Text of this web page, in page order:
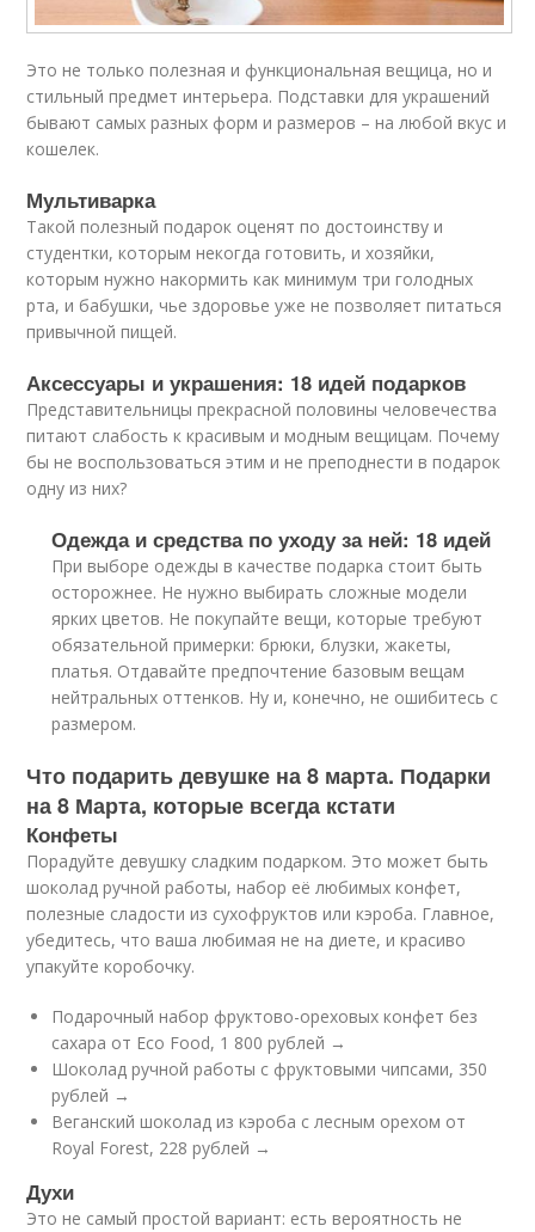
Это не только полезная и функциональная вещица, но и
стильный предмет интерьера. Подставки для украшений
бывают самых разных форм и размеров – на любой вкус и
кошелек.
Мультиварка
Такой полезный подарок оценят по достоинству и
студентки, которым некогда готовить, и хозяйки,
которым нужно накормить как минимум три голодных
рта, и бабушки, чье здоровье уже не позволяет питаться
привычной пищей.
Аксессуары и украшения: 18 идей подарков
Представительницы прекрасной половины человечества
питают слабость к красивым и модным вещицам. Почему
бы не воспользоваться этим и не преподнести в подарок
одну из них?
Одежда и средства по уходу за ней: 18 идей
При выборе одежды в качестве подарка стоит быть
осторожнее. Не нужно выбирать сложные модели
ярких цветов. Не покупайте вещи, которые требуют
обязательной примерки: брюки, блузки, жакеты,
платья. Отдавайте предпочтение базовым вещам
нейтральных оттенков. Ну и, конечно, не ошибитесь с
размером.
Что подарить девушке на 8 марта. Подарки
на 8 Марта, которые всегда кстати
Конфеты
Порадуйте девушку сладким подарком. Это может быть
шоколад ручной работы, набор её любимых конфет,
полезные сладости из сухофруктов или кэроба. Главное,
убедитесь, что ваша любимая не на диете, и красиво
упакуйте коробочку.
Подарочный набор фруктово-ореховых конфет без
сахара от Eco Food, 1 800 рублей →
Шоколад ручной работы с фруктовыми чипсами, 350
рублей →
Веганский шоколад из кэроба с лесным орехом от
Royal Forest, 228 рублей →
Духи
Это не самый простой вариант: есть вероятность не